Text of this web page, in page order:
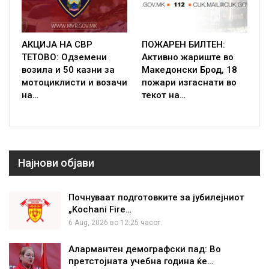
АКЦИЈА НА СВР
ТЕТОВО: Одземени
возила и 50 казни за
мотоциклисти и возачи
на…
ПОЖАРЕН БИЛТЕН:
Активно жариште во
Македонски Брод, 18
пожари изгаснати во
текот на…
Најнови објави
Почнуваат подготовките за јубилејниот
„Kochani Fire…
6 Aug, 2026 во 12:25 часот.
Алармантен демографски пад: Во
претстојната учебна година ќе…